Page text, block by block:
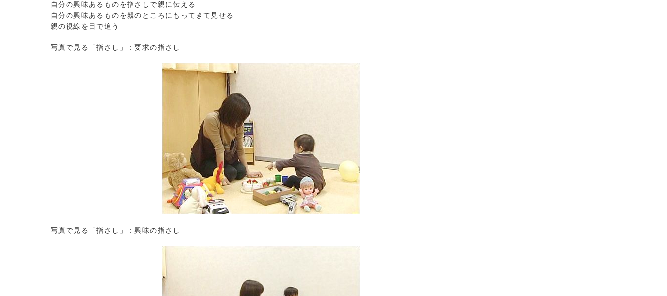
自分の興味あるものを指さしで親に伝える
自分の興味あるものを親のところにもってきて見せる
親の視線を目で追う
写真で見る「指さし」：要求の指さし
写真で見る「指さし」：興味の指さし